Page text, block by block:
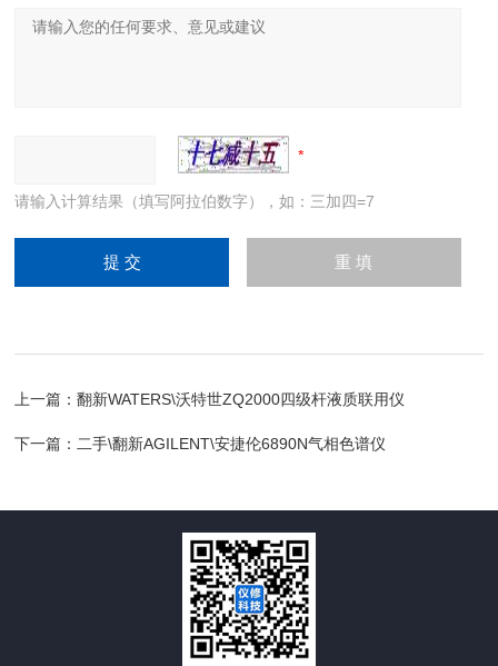
请输入计算结果（填写阿拉伯数字），如：三加四=7
上一篇：翻新WATERS\沃特世ZQ2000四级杆液质联用仪
下一篇： 二手\翻新AGILENT\安捷伦6890N气相色谱仪